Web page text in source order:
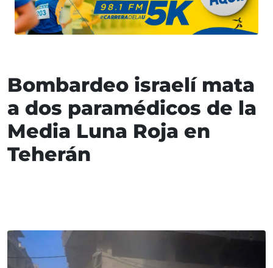
Bombardeo israelí mata
a dos paramédicos de la
Media Luna Roja en
Teherán